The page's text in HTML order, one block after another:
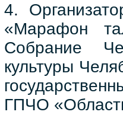
4.
«Марафон
Собрание
культуры
ГПЧО